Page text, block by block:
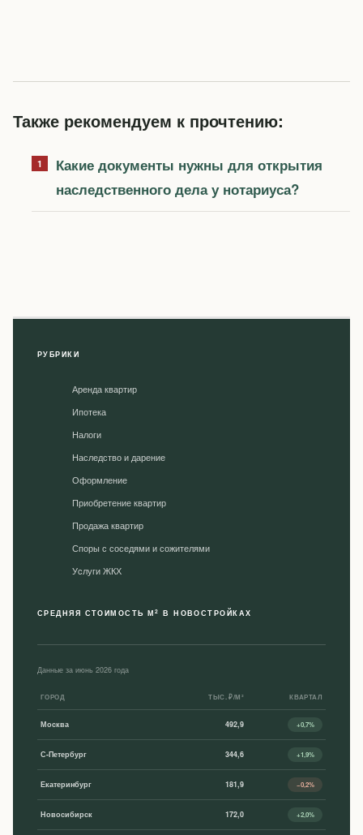
Также рекомендуем к прочтению:
Какие документы нужны для открытия
наследственного дела у нотариуса?
РУБРИКИ
Аренда квартир
Ипотека
Налоги
Наследство и дарение
Оформление
Приобретение квартир
Продажа квартир
Споры с соседями и сожителями
Уcлуги ЖКХ
СРЕДНЯЯ СТОИМОСТЬ М2 В НОВОСТРОЙКАХ
Данные за июнь 2026 года
ГОРОД ТЫС. ₽/М² КВАРТАЛ
Москва 492,9 +0,7%
С-Петербург 344,6 +1,9%
Екатеринбург 181,9 −0,2%
Новосибирск 172,0 +2,0%